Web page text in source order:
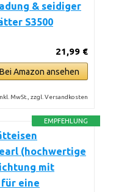
& seidiger
S3500
21,99 €
Amazon ansehen
MwSt., zzgl. Versandkosten
EMPFEHLUNG
(hochwertige
mit
eine